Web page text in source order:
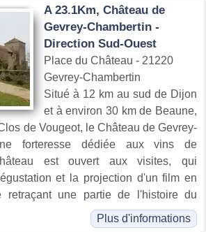
A 23.1Km, Château de
Gevrey-Chambertin -
Direction Sud-Ouest
Place du Château - 21220
Gevrey-Chambertin
Situé à 12 km au sud de Dijon
et à environ 30 km de Beaune,
de Vougeot, le Château de Gevrey-
forteresse dédiée aux vins de
est ouvert aux visites, qui
et la projection d'un film en
retraçant une partie de l'histoire du
Plus d'informations